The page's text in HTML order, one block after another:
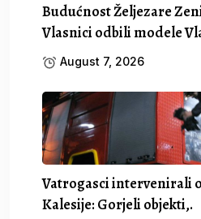
Budućnost Željezare
Vlasnici odbili modele
August 7, 2026
Vatrogasci intervenirali
Kalesije: Gorjeli objekti,.